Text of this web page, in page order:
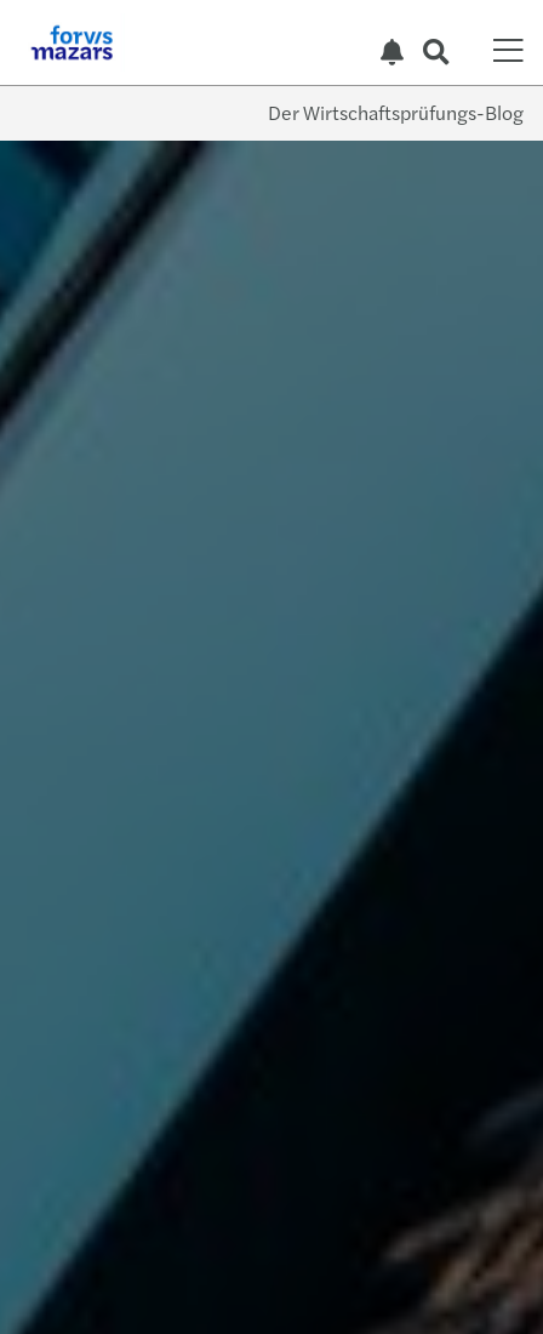
Der Wirtschaftsprüfungs-Blog